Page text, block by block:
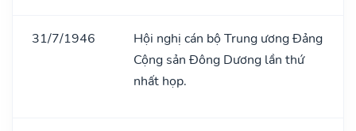
31/7/1946
Hội nghị cán bộ Trung ương Đảng
Cộng sản Đông Dương lần thứ
nhất họp.